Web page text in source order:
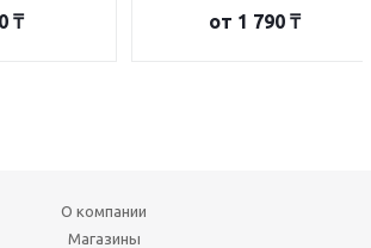
₸ от 1 790 ₸
О компании
Магазины